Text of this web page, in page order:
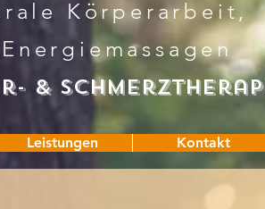
Körperarbeit,
&
Leistungen Kontakt